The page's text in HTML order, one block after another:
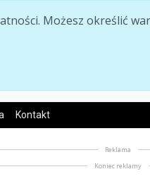
Możesz określić
Kontakt
Reklama
Koniec reklamy